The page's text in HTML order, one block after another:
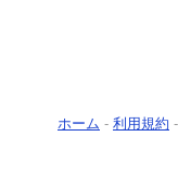
ホーム - 利用規約 -